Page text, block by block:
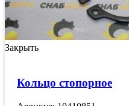
Закрыть
Кольцо стопорное